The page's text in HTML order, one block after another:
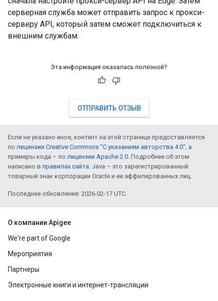
серверная служба может отправить запрос к прокси-
серверу API, который затем сможет подключиться к
внешним службам.
Эта информация оказалась полезной?
ОТПРАВИТЬ ОТЗЫВ
Если не указано иное, контент на этой странице предоставляется
по лицензии Creative Commons "С указанием авторства 4.0", а
примеры кода – по лицензии Apache 2.0. Подробнее об этом
написано в правилах сайта. Java – это зарегистрированный
товарный знак корпорации Oracle и ее аффилированных лиц.
Последнее обновление: 2026-02-17 UTC.
О компании Apigee
We're part of Google
Мероприятия
Партнеры
Электронные книги и интернет-трансляции